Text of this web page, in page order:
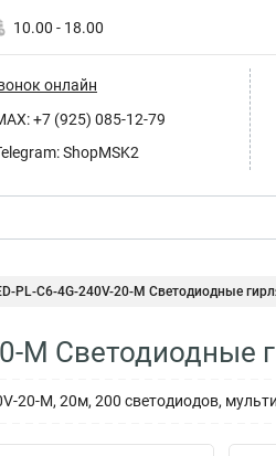
10.00 - 18.00
онлайн
+7 (925) 085-12-79
ShopMSK2
PL-C6-4G-240V-20-M Светодиодные
M Светодиодные
20-M, 20м, 200 светодиодов, мульти